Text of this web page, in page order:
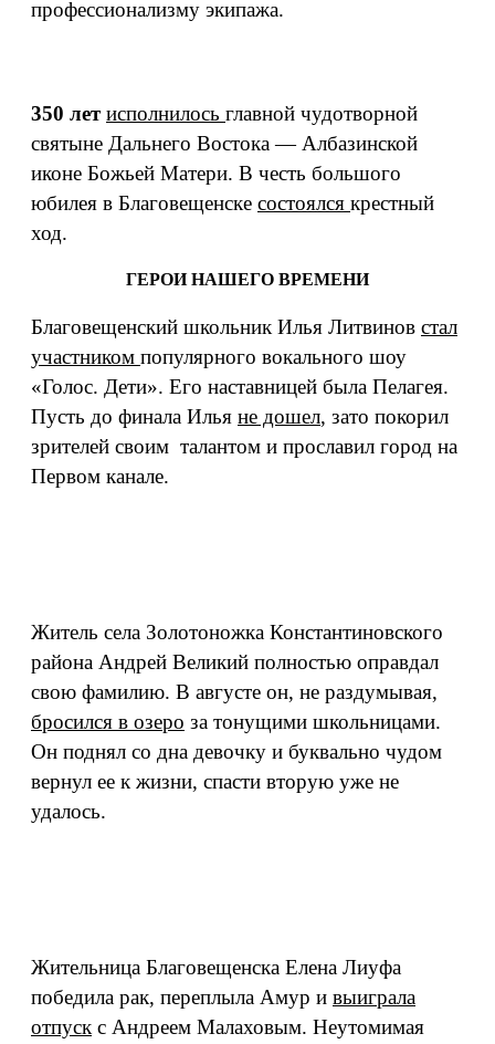
профессионализму экипажа.
350 летисполнилось главной чудотворной
святыне Дальнего Востока — Албазинской
иконе Божьей Матери. В честь большого
юбилея в Благовещенске состоялся крестный
ход.
ГЕРОИ НАШЕГО ВРЕМЕНИ
Благовещенский школьник Илья Литвинов стал
участником популярного вокального шоу
«Голос. Дети». Его наставницей была Пелагея.
Пусть до финала Илья не дошел, зато покорил
зрителей своим талантом и прославил город на
Первом канале.
Житель села Золотоножка Константиновского
района Андрей Великий полностью оправдал
свою фамилию. В августе он, не раздумывая,
бросился в озеро за тонущими школьницами.
Он поднял со дна девочку и буквально чудом
вернул ее к жизни, спасти вторую уже не
удалось.
Жительница Благовещенска Елена Лиуфа
победила рак, переплыла Амур и выиграла
отпуск с Андреем Малаховым. Неутомимая